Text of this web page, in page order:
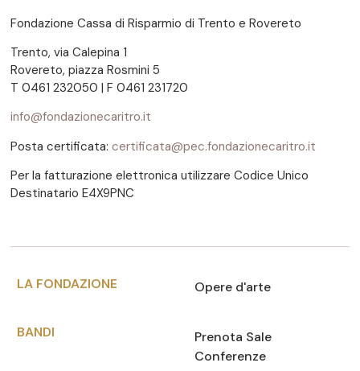
Fondazione Cassa di Risparmio di Trento e Rovereto
Trento, via Calepina 1
Rovereto, piazza Rosmini 5
T 0461 232050 | F 0461 231720
info@fondazionecaritro.it
Posta certificata: certificata@pec.fondazionecaritro.it
Per la fatturazione elettronica utilizzare Codice Unico
Destinatario E4X9PNC
LA FONDAZIONE
BANDI
Opere d'arte
Prenota Sale
Conferenze